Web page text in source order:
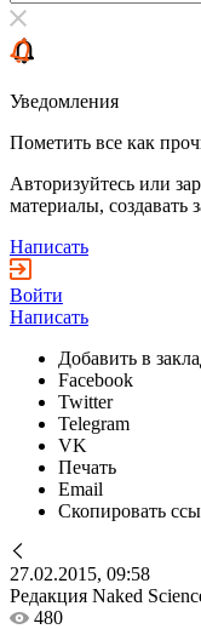
Уведомления
Пометить все как
Авторизуйтесь или
материалы, создавать
Написать
Войти
Написать
Добавить в
Facebook
Twitter
Telegram
VK
Печать
Email
Скопировать
27.02.2015, 09:58
Редакция Naked
480